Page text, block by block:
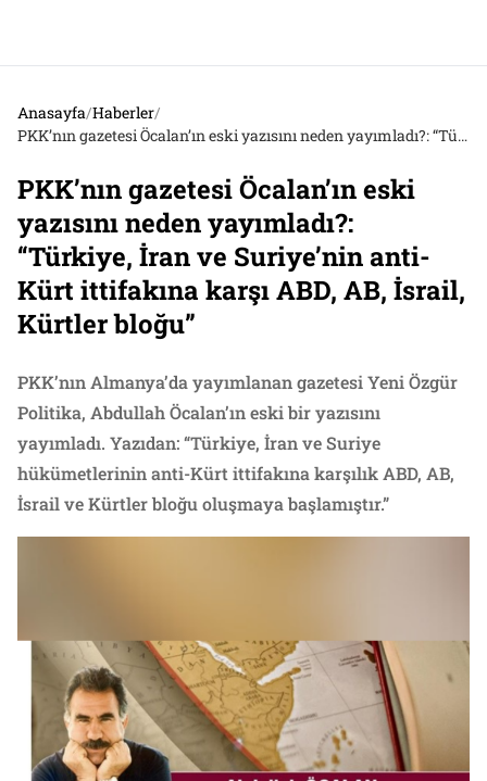
Anasayfa/Haberler/
PKK’nın gazetesi Öcalan’ın eski yazısını neden yayımladı?: “Türkiye, İran ve Suriye’nin anti-Kürt ittifakına karşı ABD, AB, İsrail, Kürtler bloğu”
PKK’nın gazetesi Öcalan’ın eski
yazısını neden yayımladı?:
“Türkiye, İran ve Suriye’nin anti-
Kürt ittifakına karşı ABD, AB, İsrail,
Kürtler bloğu”
PKK’nın Almanya’da yayımlanan gazetesi Yeni Özgür
Politika, Abdullah Öcalan’ın eski bir yazısını
yayımladı. Yazıdan: “Türkiye, İran ve Suriye
hükümetlerinin anti-Kürt ittifakına karşılık ABD, AB,
İsrail ve Kürtler bloğu oluşmaya başlamıştır.”